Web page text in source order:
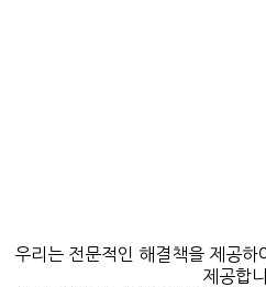
우리는 전문적인 해결책을 제공
제공합